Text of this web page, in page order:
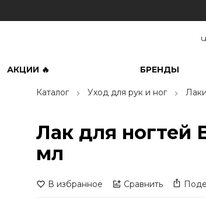
АКЦИИ 🔥 БРЕНДЫ
Каталог Уход для рук и ног
Лак для ногтей
мл
В избранное Сравнить